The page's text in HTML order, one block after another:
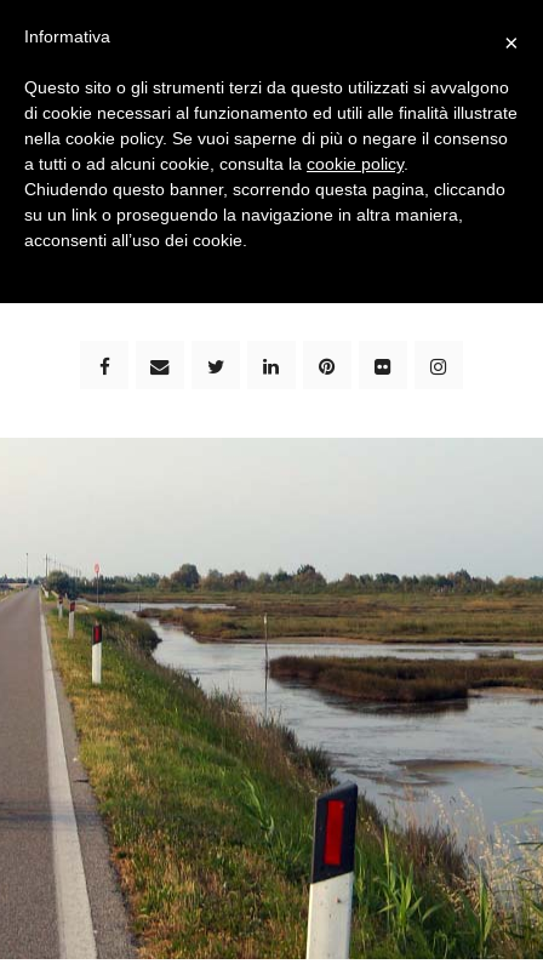
bimbi e viaggi - family travel blog: community #1 in
×
Informativa
Questo sito o gli strumenti terzi da questo utilizzati si avvalgono
di cookie necessari al funzionamento ed utili alle finalità illustrate
nella cookie policy. Se vuoi saperne di più o negare il consenso
a tutti o ad alcuni cookie, consulta la cookie policy.
Chiudendo questo banner, scorrendo questa pagina, cliccando
su un link o proseguendo la navigazione in altra maniera,
acconsenti all’uso dei cookie.